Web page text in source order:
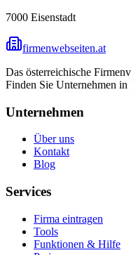
7000 Eisenstadt
firmenwebseiten.at
Das österreichische
Finden Sie Unternehmen in
Unternehmen
Über uns
Kontakt
Blog
Services
Firma eintragen
Tools
Funktionen & Hilfe